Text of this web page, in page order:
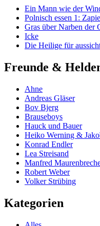
Ein Mann wie der
Polnisch essen 1:
Gras über Narben der
Icke
Die Heilige für
Freunde &
Ahne
Andreas Gläser
Bov Bjerg
Brauseboys
Hauck und Bauer
Heiko Werning &
Konrad Endler
Lea Streisand
Manfred
Robert Weber
Volker Strübing
Kategorien